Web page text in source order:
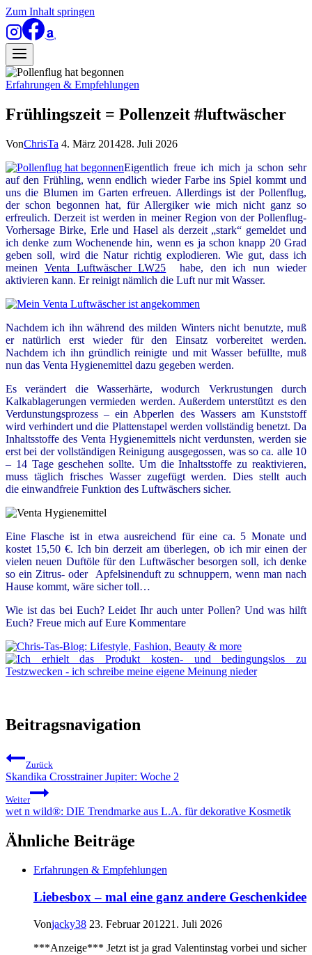
Zum Inhalt springen
Erfahrungen & Empfehlungen
Frühlingszeit = Pollenzeit #luftwäscher
VonChrisTa 4. März 201428. Juli 2026
Eigentlich freue ich mich ja schon sehr
auf den Frühling, wenn endlich wieder Farbe ins Spiel kommt und
uns die Blumen im Garten erfreuen. Allerdings ist der Pollenflug,
der schon begonnen hat, für Allergiker wie mich nicht ganz so
erfreulich. Derzeit ist werden in meiner Region von der Pollenflug-
Vorhersage Birke, Erle und Hasel als derzeit „stark“ gemeldet und
ich denke zum Wochenende hin, wenn es ja schon knapp 20 Grad
geben soll, wird die Natur richtig explodieren. Wie gut, dass ich
meinen
Venta Luftwäscher LW25 habe, den ich nun wieder
aktivieren kann. Er reinigt nämlich die Luft nur mit Wasser.
Nachdem ich ihn während des milden Winters nicht benutzte, muß
er natürlich erst wieder für den Einsatz vorbereitet werden.
Nachdem ich ihn gründlich reinigte und mit Wasser befüllte, muß
nun das Venta Hygienemittel dazu gegeben werden.
Es verändert die Wasserhärte, wodurch Verkrustungen durch
Kalkablagerungen vermieden werden. Außerdem unterstützt es den
Verdunstungsprozess – ein Abperlen des Wassers am Kunststoff
wird verhindert und die Plattenstapel werden vollständig benetzt. Da
Inhaltsstoffe des Venta Hygienemittels nicht verdunsten, werden sie
erst bei der vollständigen Reinigung ausgegossen, was so ca. alle 10
– 14 Tage geschehen sollte. Um die Inhaltsstoffe zu reaktivieren,
muss täglich frisches Wasser zugefügt werden. Dies stellt auch
die einwandfreie Funktion des Luftwäschers sicher.
Eine Flasche ist in etwa ausreichend für eine ca. 5 Monate und
kostet 15,50 €. Ich bin derzeit am überlegen, ob ich mir einen der
vielen neuen Duftöle für den Luftwäscher besorgen soll, ich denke
so ein Zitrus- oder Apfelsinenduft zu schnuppern, wenn man nach
Hause kommt, wäre sicher toll…
Wie ist das bei Euch? Leidet Ihr auch unter Pollen? Und was hilft
Euch? Freue mich auf Eure Kommentare
Beitragsnavigation
Zurück
Skandika Crosstrainer Jupiter: Woche 2
Weiter
wet n wild®: DIE Trendmarke aus L.A. für dekorative Kosmetik
Ähnliche Beiträge
Erfahrungen & Empfehlungen
Liebesbox – mal eine ganz andere Geschenkidee
Vonjacky38 23. Februar 201221. Juli 2026
***Anzeige*** Jetzt ist ja grad Valentinstag vorbei und sicher